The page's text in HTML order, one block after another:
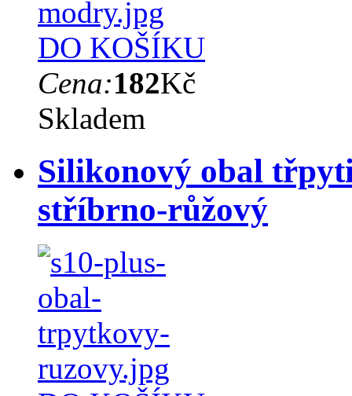
DO KOŠÍKU
Cena:182Kč
Skladem
Silikonový obal
stříbrno-růžový